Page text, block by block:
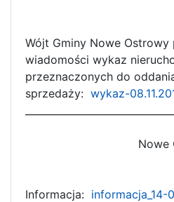
Wójt Gminy Nowe
wiadomości wykaz
przeznaczonych do
sprzedaży: wykaz-
Nowe
Informacja: informacja_14-